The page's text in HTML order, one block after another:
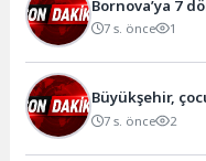
Bornova’ya 7
7 s. önce 1
Büyükşehir,
7 s. önce 2